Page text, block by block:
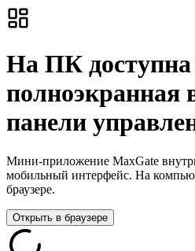
На ПК доступна
полноэкранная
панели
Мини-приложение MaxGate
мобильный интерфейс. На
браузере.
Открыть в браузере